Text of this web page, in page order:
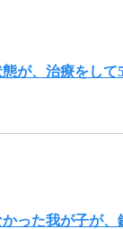
が、治療をし
った我が子が